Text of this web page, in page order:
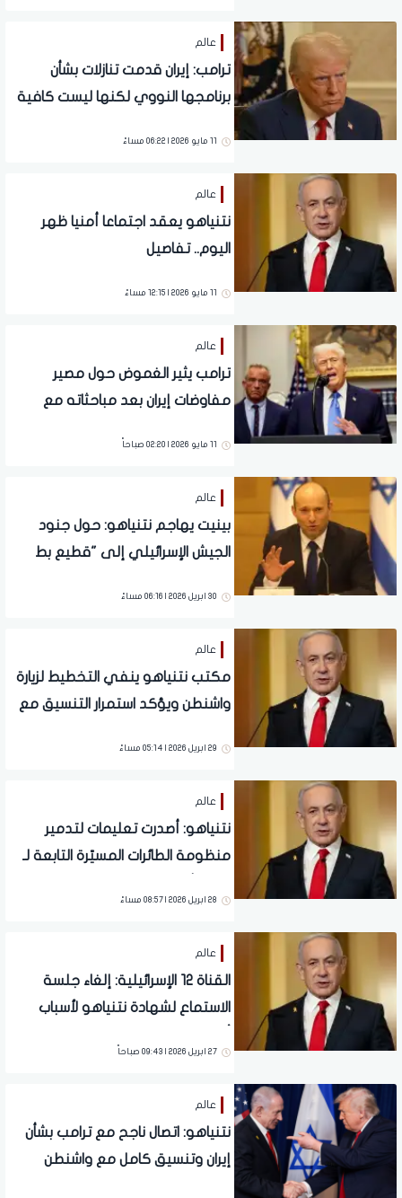
عالم
ترامب: إيران قدمت تنازلات بشأن
برنامجها النووي لكنها ليست كافية
11 مايو 2026 | 06:22 مساءً
عالم
نتنياهو يعقد اجتماعا أمنيا ظهر
اليوم.. تفاصيل
11 مايو 2026 | 12:15 مساءً
عالم
ترامب يثير الغموض حول مصير
مفاوضات إيران بعد مباحثاته مع
11 مايو 2026 | 02:20 صباحاً
عالم
بينيت يهاجم نتنياهو: حول جنود
الجيش الإسرائيلي إلى "قطيع بط
30 ابريل 2026 | 06:16 مساءً
عالم
مكتب نتنياهو ينفي التخطيط لزيارة
واشنطن ويؤكد استمرار التنسيق مع
29 ابريل 2026 | 05:14 مساءً
عالم
نتنياهو: أصدرت تعليمات لتدمير
منظومة الطائرات المسيّرة التابعة لـ
28 ابريل 2026 | 08:57 مساءً
عالم
القناة 12 الإسرائيلية: إلغاء جلسة
الاستماع لشهادة نتنياهو لأسباب
27 ابريل 2026 | 09:43 صباحاً
عالم
نتنياهو: اتصال ناجح مع ترامب بشأن
إيران وتنسيق كامل مع واشنطن